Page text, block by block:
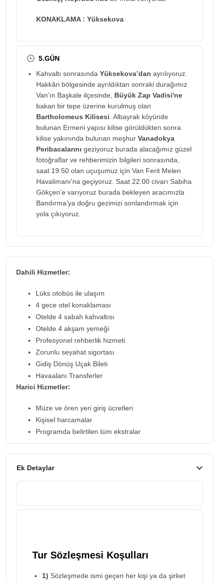
KONAKLAMA : Yüksekova
5.GÜN
Kahvaltı sonrasında Yüksekova’dan ayrılıyoruz.
Hakkâri bölgesinde ayrıldıktan sonraki durağımız
Van’ın Başkale ilçesinde,
Büyük Zap Vadisi'ne
bakan bir tepe üzerine kurulmuş olan
Bartholomeus Kilisesi . Albayrak köyünde
bulunan Ermeni yapısı kilise görüldükten sonra
kilise yakınında bulunan meşhur Vanadokya
Peribacalarını geziyoruz burada alacağımız güzel
fotoğraflar ve rehberimizin bilgileri sonrasında,
saat 19.50 olan uçuşumuz için Van Ferit Melen
Havalimanı'na geçiyoruz. Saat 22:00 civarı Sabiha
Gökçen’e varıyoruz burada bekleyen aracımızla
Bandırma’ya doğru gezimizi sonlandırmak için
yola çıkıyoruz.
Dahili Hizmetler:
Lüks otobüs ile ulaşım
4 gece otel konaklaması
Otelde 4 sabah kahvaltısı
Otelde 4 akşam yemeği
Profesyonel rehberlik hizmeti
Zorunlu seyahat sigortası
Gidiş Dönüş Uçak Bileti
Havaalanı Transferler
Harici Hizmetler:
Müze ve ören yeri giriş ücretleri
Kişisel harcamalar
Programda belirtilen tüm ekstralar
Ek Detaylar
Tur Sözleşmesi Koşulları
1) Sözleşmede ismi geçen her kişi ya da şirket